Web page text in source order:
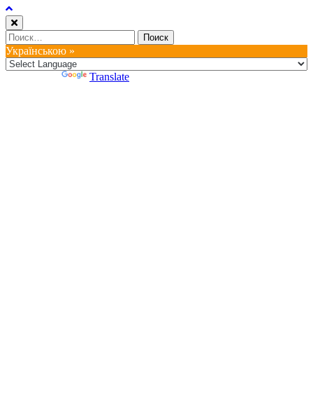
Найти:
Українською »
Translate